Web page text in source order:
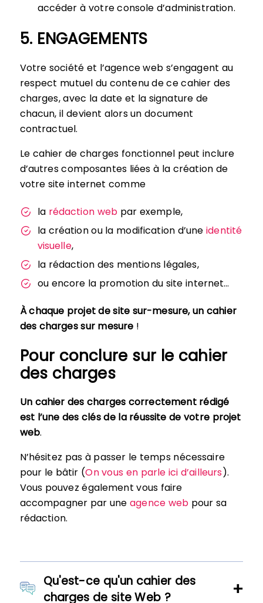
accéder à votre console d’administration.
5. ENGAGEMENTS
Votre société et l’agence web s’engagent au
respect mutuel du contenu de ce cahier des
charges, avec la date et la signature de
chacun, il devient alors un document
contractuel.
Le cahier de charges fonctionnel peut inclure
d’autres composantes liées à la création de
votre site internet comme
la rédaction web par exemple,
la création ou la modification d’uneidentité
visuelle,
la rédaction des mentions légales,
ou encore la promotion du site internet…
À chaque projet de site sur-mesure, un cahier
des charges sur mesure !
Pour conclure sur le cahier
des charges
Un cahier des charges correctement rédigé
est l’une des clés de la réussite de votre projet
web.
N’hésitez pas à passer le temps nécessaire
pour le bâtir (On vous en parle ici d’ailleurs).
Vous pouvez également vous faire
accompagner par uneagence web pour sa
rédaction.
Qu'est-ce qu'un cahier des
charges de site Web ?